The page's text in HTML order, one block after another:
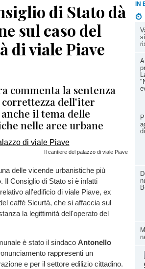
IN
di Stato dà
sul caso del
di viale Piave
commenta la sentenza
dell'iter
il tema delle
nelle aree urbane
Il cantiere del palazzo di viale Piave
delle vicende urbanistiche più
. Il Consiglio di Stato si è infatti
all'edificio di viale Piave, ex
caffè Sicurtà, che si affaccia sul
la legittimità dell'operato del
è stato il sindaco Antonello
rappresenti un
e per il settore edilizio cittadino.